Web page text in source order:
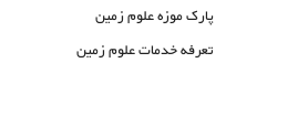
پارک موزه علوم زمین
تعرفه خدمات علوم زمین